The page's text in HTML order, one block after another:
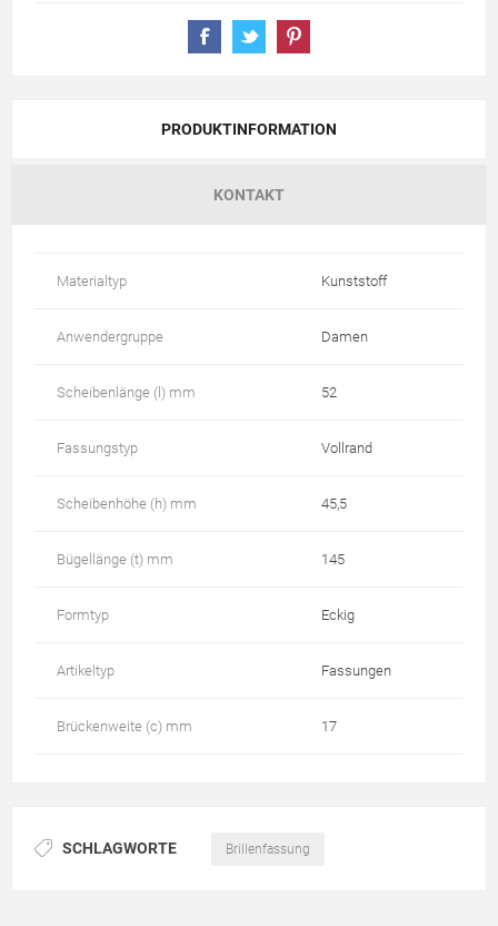
PRODUKTINFORMATION
KONTAKT
Materialtyp Kunststoff
Anwendergruppe Damen
Scheibenlänge (l) mm 52
Fassungstyp Vollrand
Scheibenhöhe (h) mm 45,5
Bügellänge (t) mm 145
Formtyp Eckig
Artikeltyp Fassungen
Brückenweite (c) mm 17
SCHLAGWORTE Brillenfassung